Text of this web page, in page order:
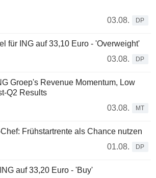
03.08.
DP
für ING auf 33,10 Euro - 'Overweight'
03.08.
DP
Groep's Revenue Momentum, Low
Q2 Results
03.08.
MT
Frühstartrente als Chance nutzen
01.08.
DP
auf 33,20 Euro - 'Buy'